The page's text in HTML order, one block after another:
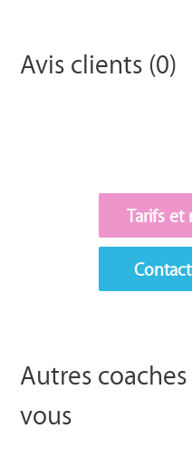
Avis clients (0)
Tarifs et
Autres
vous